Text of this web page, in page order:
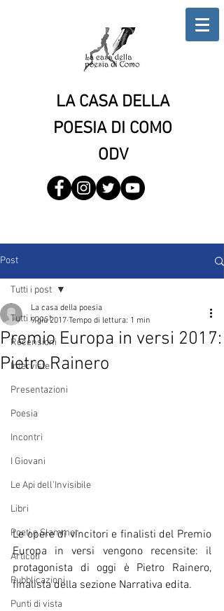
LA CASA DELLA
POESIA DI COMO
ODV
Post
Tutti i post
Recensioni
Interviste
Presentazioni
Poesia
Incontri
I Giovani
Le Api dell'Invisibile
Libri
Poeti e Slammer
Articoli
Pubblicazioni
Punti di vista
Tutti i post
Premio Europa in versi 2017:
Pietro Rainero
La casa della poesia
9 giu 2017 Tempo di lettura: 1 min
Le opere di vincitori e finalisti del Premio
Europa in versi vengono recensite: il
protagonista di oggi è Pietro Rainero,
finalista della sezione Narrativa edita.